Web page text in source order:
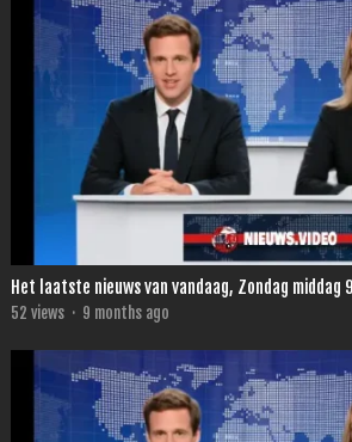
Het laatste nieuws van vandaag, Zondag middag
52 views · 9 months ago